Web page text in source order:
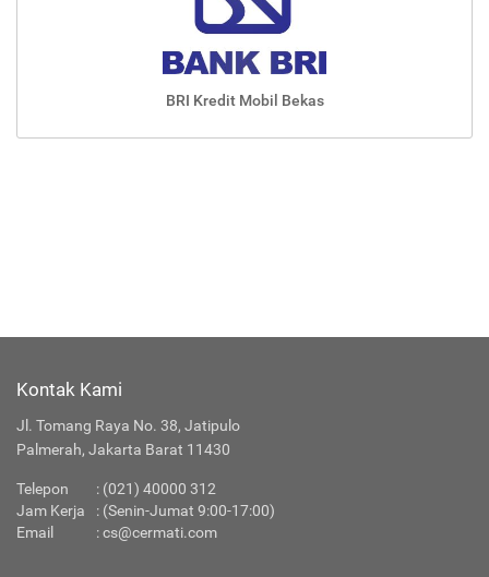
BRI Kredit Mobil Bekas
Kontak Kami
Jl. Tomang Raya No. 38, Jatipulo
Palmerah, Jakarta Barat 11430
Telepon : (021) 40000 312
Jam Kerja
: (Senin-Jumat 9:00-17:00)
Email
:cs@cermati.com